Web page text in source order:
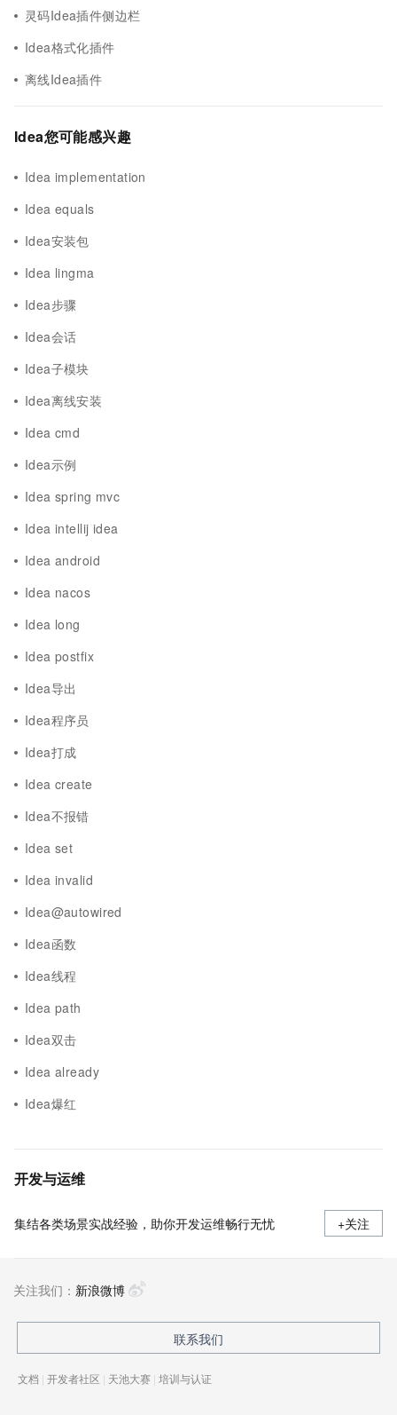
灵码Idea插件侧边栏
Idea格式化插件
离线Idea插件
Idea您可能感兴趣
Idea implementation
Idea equals
Idea安装包
Idea lingma
Idea步骤
Idea会话
Idea子模块
Idea离线安装
Idea cmd
Idea示例
Idea spring mvc
Idea intellij idea
Idea android
Idea nacos
Idea long
Idea postfix
Idea导出
Idea程序员
Idea打成
Idea create
Idea不报错
Idea set
Idea invalid
Idea@autowired
Idea函数
Idea线程
Idea path
Idea双击
Idea already
Idea爆红
开发与运维
集结各类场景实战经验，助你开发运维畅行无忧 +关注
关注我们： 新浪微博
联系我们
文档 | 开发者社区 | 天池大赛 | 培训与认证